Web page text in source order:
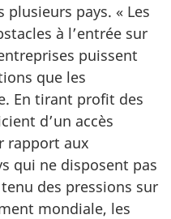
pays. « Les
à l’entrée sur
puissent
que les
En tirant profit des
d’un accès
rapport aux
qui ne disposent pas
des pressions sur
mondiale, les